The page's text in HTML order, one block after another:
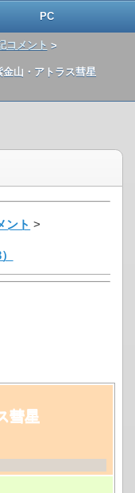
PC
コメント >
山・アトラス彗星
ント >
彗星